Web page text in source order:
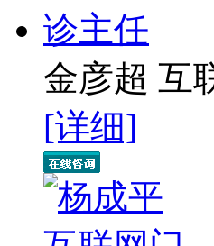
金彦超 互
[详细]